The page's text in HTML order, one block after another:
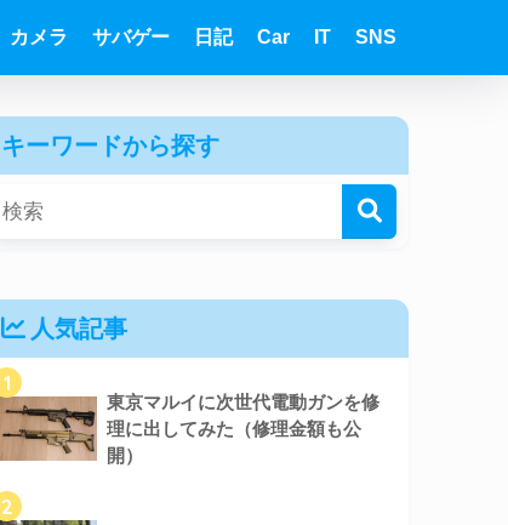
カメラ サバゲー 日記 Car IT SNS
キーワードから探す
人気記事
1
東京マルイに次世代電動ガンを修
理に出してみた（修理金額も公
開）
2